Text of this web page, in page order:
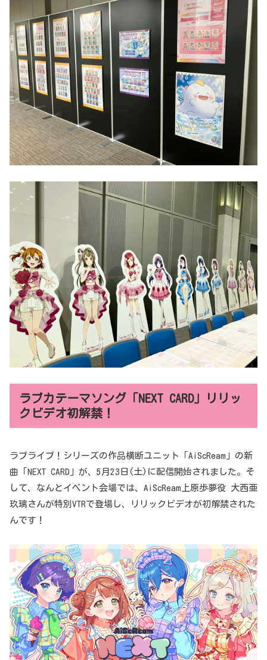
ラブカテーマソング「NEXT CARD」リリッ
クビデオ初解禁！
ラブライブ！シリーズの作品横断ユニット「AiScReam」の新
曲「NEXT CARD」が、5月23日(土)に配信開始されました。そ
して、なんとイベント会場では、AiScReam上原歩夢役 大西亜
玖璃さんが特別VTRで登場し、リリックビデオが初解禁された
んです！